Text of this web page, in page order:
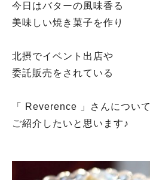
今日はバターの風味香る
美味しい焼き菓子を作り
北摂でイベント出店や
委託販売をされている
「 Reverence 」さんについて
ご紹介したいと思います♪